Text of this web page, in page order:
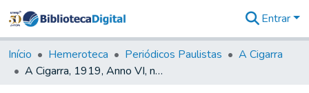
&
Coleções
Tudo na
Entrar
Início Hemeroteca Periódicos Paulistas
A Cigarra
A Cigarra, 1919, Anno VI, n. 110